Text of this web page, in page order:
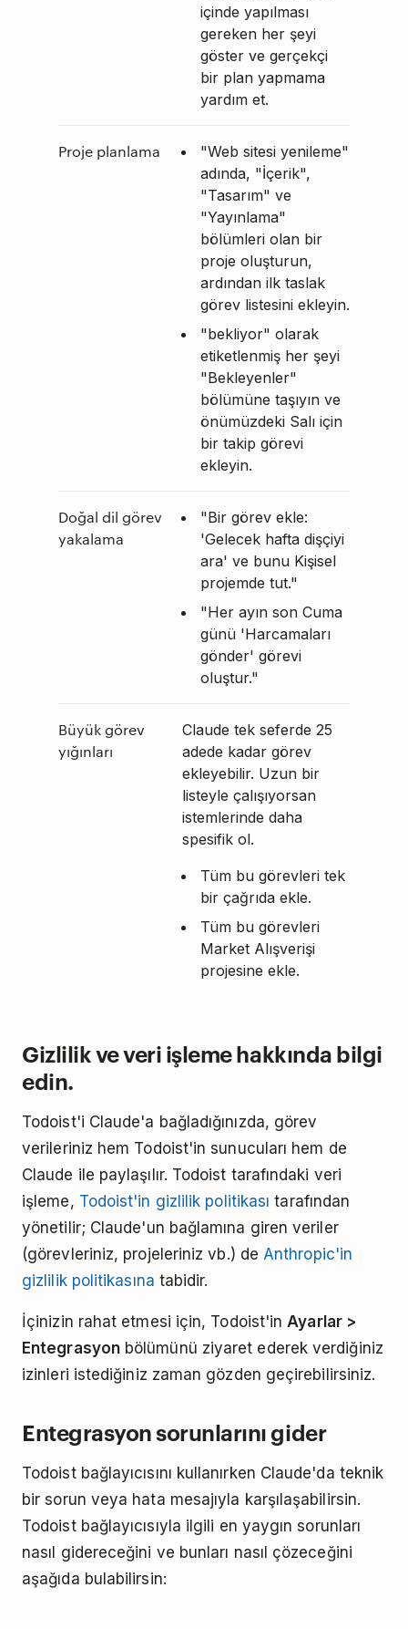
içinde yapılması
gereken her şeyi
göster ve gerçekçi
bir plan yapmama
yardım et.
Proje planlama
"Web sitesi yenileme"
adında, "İçerik",
"Tasarım" ve
"Yayınlama"
bölümleri olan bir
proje oluşturun,
ardından ilk taslak
görev listesini ekleyin.
"bekliyor" olarak
etiketlenmiş her şeyi
"Bekleyenler"
bölümüne taşıyın ve
önümüzdeki Salı için
bir takip görevi
ekleyin.
Doğal dil görev
yakalama
"Bir görev ekle:
'Gelecek hafta dişçiyi
ara' ve bunu Kişisel
projemde tut."
"Her ayın son Cuma
günü 'Harcamaları
gönder' görevi
oluştur."
Büyük görev
yığınları
Claude tek seferde 25
adede kadar görev
ekleyebilir. Uzun bir
listeyle çalışıyorsan
istemlerinde daha
spesifik ol.
Tüm bu görevleri tek
bir çağrıda ekle.
Tüm bu görevleri
Market Alışverişi
projesine ekle.
Gizlilik ve veri işleme hakkında bilgi
edin.
Todoist'i Claude'a bağladığınızda, görev
verileriniz hem Todoist'in sunucuları hem de
Claude ile paylaşılır. Todoist tarafındaki veri
işleme, Todoist'in gizlilik politikası tarafından
yönetilir; Claude'un bağlamına giren veriler
(görevleriniz, projeleriniz vb.) de Anthropic'in
gizlilik politikasına tabidir.
İçinizin rahat etmesi için, Todoist'inAyarlar >
Entegrasyonbölümünü ziyaret ederek verdiğiniz
izinleri istediğiniz zaman gözden geçirebilirsiniz.
Entegrasyon sorunlarını gider
Todoist bağlayıcısını kullanırken Claude'da teknik
bir sorun veya hata mesajıyla karşılaşabilirsin.
Todoist bağlayıcısıyla ilgili en yaygın sorunları
nasıl gidereceğini ve bunları nasıl çözeceğini
aşağıda bulabilirsin: